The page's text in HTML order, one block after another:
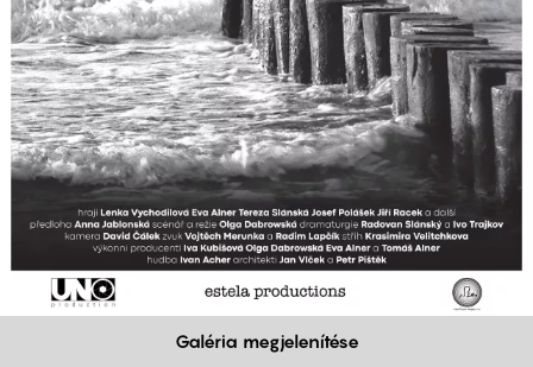
Galéria megjelenítése